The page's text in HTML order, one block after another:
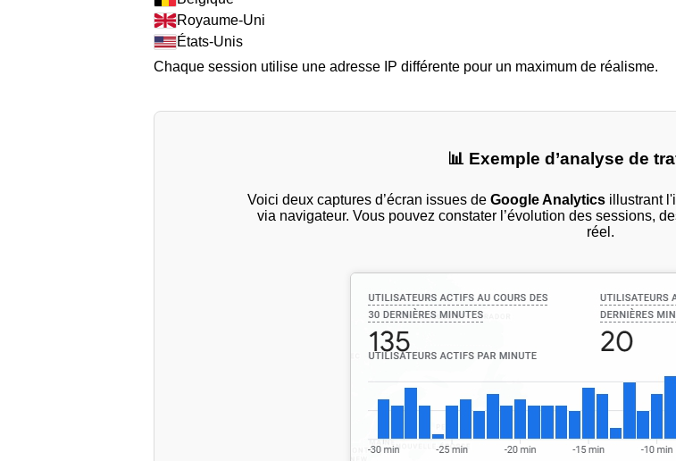
Royaume-Uni
États-Unis
Chaque session utilise une adresse IP différente pour un maximum de réalisme.
📊 Exemple d’analyse de
Voici deux captures d’écran issues de Google Analytics illustrant
via navigateur. Vous pouvez constater l’évolution des sessions,
réel.